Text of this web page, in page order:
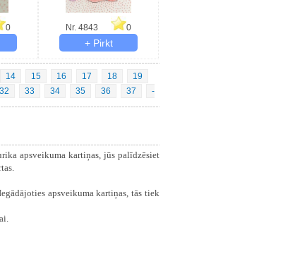
0 Nr. 4843 0
14 15 16 17 18
19
32 33 34 35 36 37
-
apsveikuma kartiņas, jūs palīdzēsiet
apsveikuma kartiņas, tās tiek